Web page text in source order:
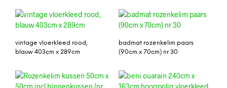
vintage vloerkleed rood,
blauw 403cm x 289cm
badmat rozenkelim paars
(90cm x 70cm) nr 30